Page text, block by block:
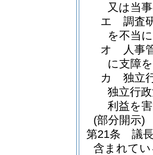
又は当
エ
調査
を不当
オ
人事
に支障
カ
独立
独立行
利益を
(部分開示)
第21条
議
含まれて